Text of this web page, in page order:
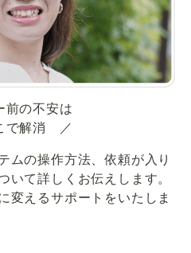
前の不安は
で解消 ／
ムの操作方法、依頼が入り
いて詳しくお伝えします。
変えるサポートをいたしま